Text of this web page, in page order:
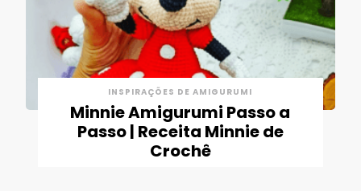
INSPIRAÇÕES DE AMIGURUMI
Minnie Amigurumi Passo a
Passo | Receita Minnie de
Crochê